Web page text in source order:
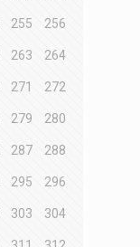
255 256
263 264
271 272
279 280
287 288
295 296
303 304